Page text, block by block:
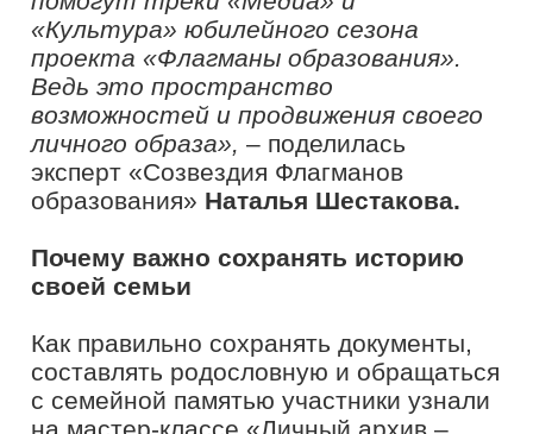
истории своей семьи, к истории
страны»,– рассказала эксперт
«Созвездия Флагманов образования»
Эльвира Джабраилова.
Культурный код как ресурс для
будущего
Интерактивная лекция «Русский
культурный код: возможности и
по-новому взглянуть на собственную
идентичность. Эксперт «Созвездия
Ольга Тропинапредставила модель
«пентабазиса» и рассказала, как
использовать культурные смыслы в
бизнесе, творчестве и образовании.